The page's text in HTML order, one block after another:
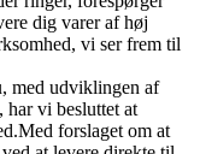
dig varer af høj
vi ser frem til
med udviklingen af
har vi besluttet at
forslaget om at